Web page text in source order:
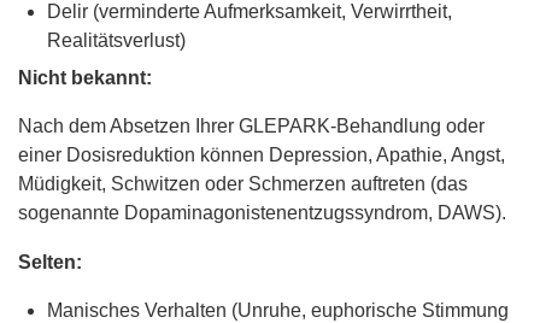
Delir (verminderte Aufmerksamkeit, Verwirrtheit,
Realitätsverlust)
Nicht bekannt:
Nach dem Absetzen Ihrer GLEPARK-Behandlung oder
einer Dosisreduktion können Depression, Apathie, Angst,
Müdigkeit, Schwitzen oder Schmerzen auftreten (das
sogenannte Dopaminagonistenentzugssyndrom, DAWS).
Selten:
Manisches Verhalten (Unruhe, euphorische Stimmung